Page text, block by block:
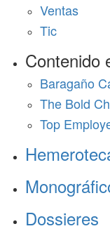
Ventas
Tic
Contenido
Baragaño
The Bold
Top
Dossieres